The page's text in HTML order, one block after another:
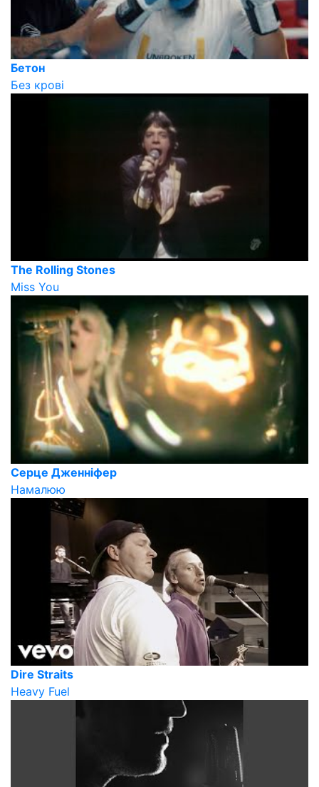
Бетон
Без крові
The Rolling Stones
Miss You
Серце Дженнiфер
Намалюю
Dire Straits
Heavy Fuel